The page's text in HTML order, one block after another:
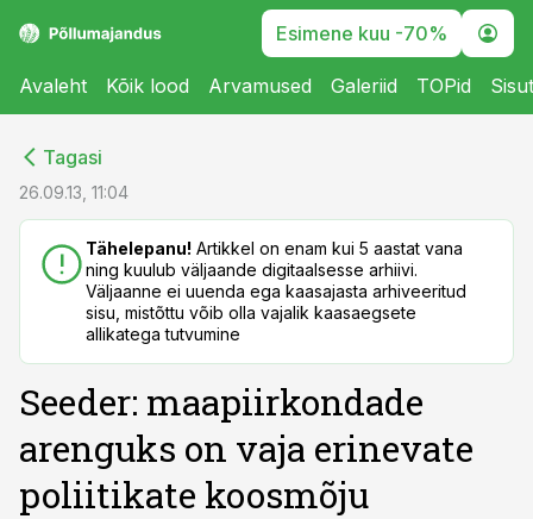
Esimene kuu -70%
Avaleht Kõik lood Arvamused Galeriid TOPid
Tagasi
26.09.13, 11:04
Tähelepanu! Artikkel on enam kui 5 aastat vana
ning kuulub väljaande digitaalsesse arhiivi.
Väljaanne ei uuenda ega kaasajasta arhiveeritud
sisu, mistõttu võib olla vajalik kaasaegsete
allikatega tutvumine
Seeder: maapiirkondade
arenguks on vaja erinevate
poliitikate koosmõju